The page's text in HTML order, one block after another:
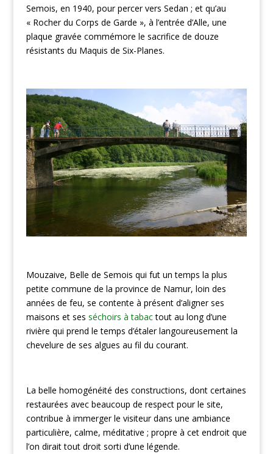
Semois, en 1940, pour percer vers Sedan ; et qu’au
« Rocher du Corps de Garde », à l’entrée d’Alle, une
plaque gravée commémore le sacrifice de douze
résistants du Maquis de Six-Planes.
Mouzaive, Belle de Semois qui fut un temps la plus
petite commune de la province de Namur, loin des
années de feu, se contente à présent d’aligner ses
maisons et ses séchoirs à tabactout au long d’une
rivière qui prend le temps d’étaler langoureusement la
chevelure de ses algues au fil du courant.
La belle homogénéité des constructions, dont certaines
restaurées avec beaucoup de respect pour le site,
contribue à immerger le visiteur dans une ambiance
particulière, calme, méditative ; propre à cet endroit que
l’on dirait tout droit sorti d’une légende.